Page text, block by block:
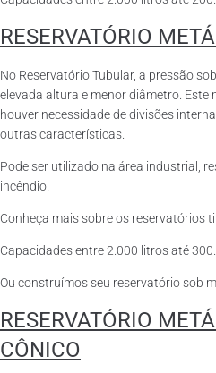
RESERVATÓRIO
No Reservatório Tubular, a pressão
elevada altura e menor diâmetro. Este
houver necessidade de divisões
outras características.
Pode ser utilizado na área industrial,
incêndio.
Conheça mais sobre os reservatórios
Capacidades entre 2.000 litros até
Ou construímos seu reservatório sob
RESERVATÓRIO
CÔNICO